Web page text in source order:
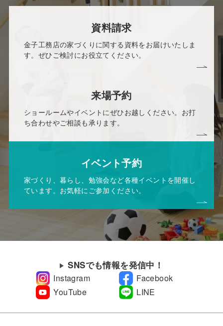
資料請求
金子工務店の家づくりに関する資料をお届けいたしま
す。ぜひご検討にお役立てください。
来場予約
ショールームやイベントにぜひお越しください。お打
ち合わせやご相談も承ります。
イベント予約
家づくり、暮らし、勉強会など各種イベントを開催し
ています。お気軽にご参加ください。
SNSでも情報を発信中！
Instagram
Facebook
YouTube
LINE